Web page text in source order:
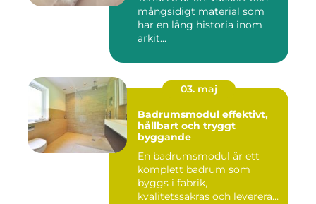
mångsidigt material som
har en lång historia inom
arkit...
03. maj
Badrumsmodul effektivt,
hållbart och tryggt
byggande
En badrumsmodul är ett
komplett badrum som
byggs i fabrik,
kvalitetssäkras och levereras